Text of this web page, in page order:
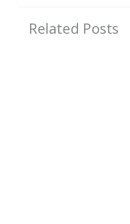
Related Posts